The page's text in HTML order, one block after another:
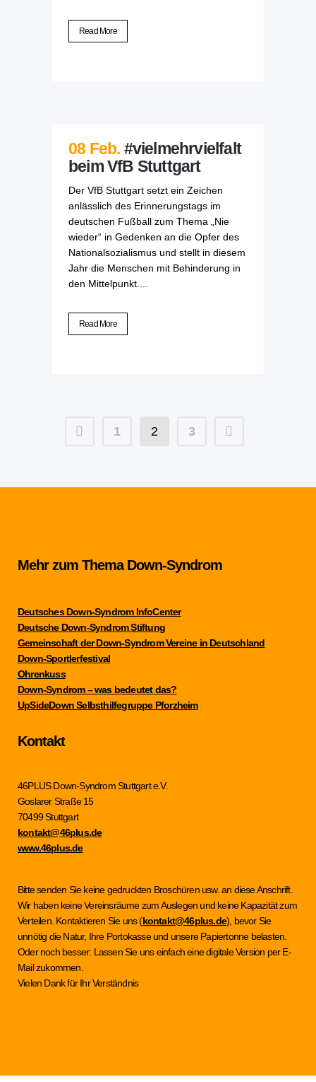
Read More
08 Feb. #vielmehrvielfalt
beim VfB Stuttgart
Der VfB Stuttgart setzt ein Zeichen
anlässlich des Erinnerungstags im
deutschen Fußball zum Thema „Nie
wieder“ in Gedenken an die Opfer des
Nationalsozialismus und stellt in diesem
Jahr die Menschen mit Behinderung in
den Mittelpunkt....
Read More
1 2 3
Mehr zum Thema Down-Syndrom
Deutsches Down-Syndrom InfoCenter
Deutsche Down-Syndrom Stiftung
Gemeinschaft der Down-Syndrom Vereine in Deutschland
Down-Sportlerfestival
Ohrenkuss
Down-Syndrom – was bedeutet das?
UpSideDown Selbsthilfegruppe Pforzheim
Kontakt
46PLUS Down-Syndrom Stuttgart e.V.
Goslarer Straße 15
70499 Stuttgart
kontakt@46plus.de
www.46plus.de
Bitte senden Sie keine gedruckten Broschüren usw. an diese Anschrift.
Wir haben keine Vereinsräume zum Auslegen und keine Kapazität zum
Verteilen. Kontaktieren Sie uns (kontakt@46plus.de), bevor Sie
unnötig die Natur, Ihre Portokasse und unsere Papiertonne belasten.
Oder noch besser: Lassen Sie uns einfach eine digitale Version per E-
Mail zukommen.
Vielen Dank für Ihr Verständnis